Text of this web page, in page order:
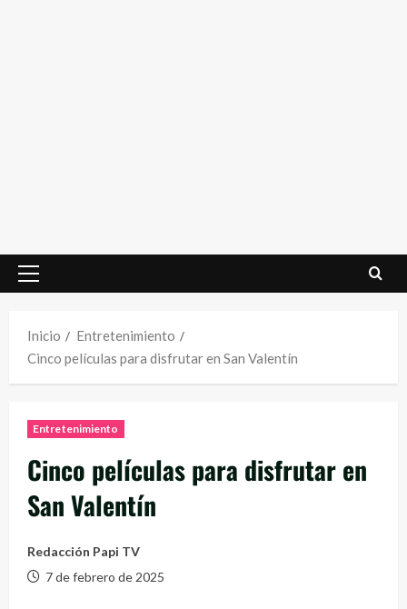
Menú
Inicio
Entretenimiento
Cinco películas para disfrutar en San Valentín
Entretenimiento
Cinco películas para disfrutar en
San Valentín
Redacción Papi TV
7 de febrero de 2025